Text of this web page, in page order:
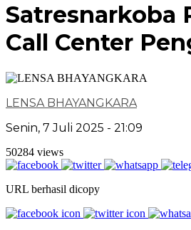
Satresnarkoba
Call Center
LENSA BHAYANGKARA
Senin, 7 Juli 2025 - 21:09
50284 views
URL berhasil dicopy